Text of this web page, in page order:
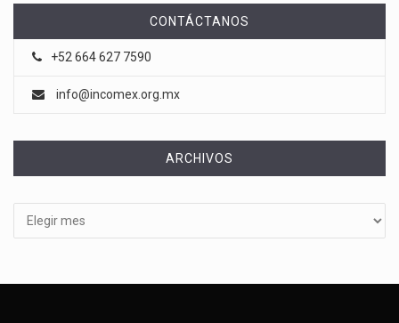
CONTÁCTANOS
+52 664 627 7590
info@incomex.org.mx
ARCHIVOS